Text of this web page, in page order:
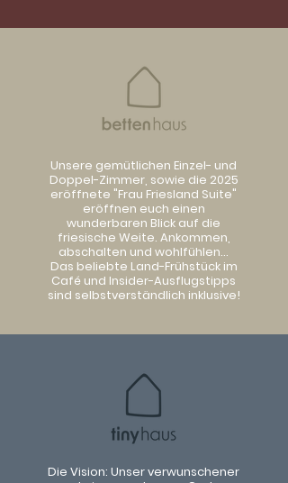
Unsere gemütlichen Einzel- und
Doppel-Zimmer, sowie die 2025
eröffnete "Frau Friesland Suite"
eröffnen euch einen
wunderbaren Blick auf die
friesische Weite. Ankommen,
abschalten und wohlfühlen…
Das beliebte Land-Frühstück im
Café und Insider-Ausflugstipps
sind selbstverständlich inklusive!
Die Vision: Unser verwunschener